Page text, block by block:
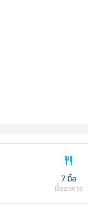
restaurant
7 มื้อ
มื้ออาหาร